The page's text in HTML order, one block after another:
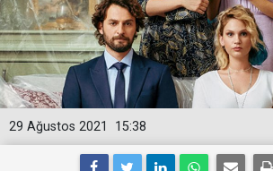
15:38
29 Ağustos 2021